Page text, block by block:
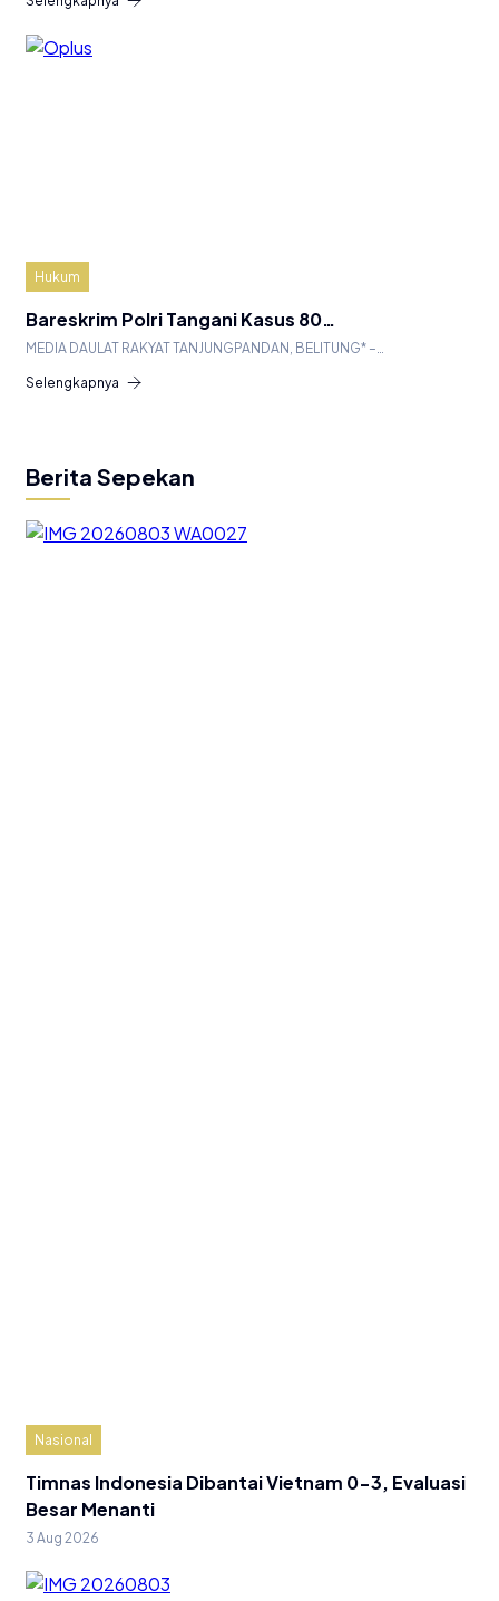
Hukum
Bareskrim Polri Tangani Kasus 80…
MEDIA DAULAT RAKYAT TANJUNGPANDAN, BELITUNG* –…
Selengkapnya
Berita Sepekan
Nasional
Timnas Indonesia Dibantai Vietnam 0-3, Evaluasi
Besar Menanti
3 Aug 2026